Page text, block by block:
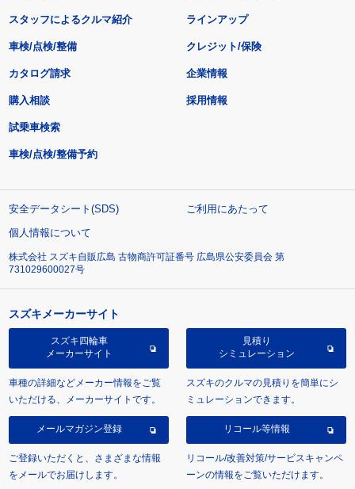
スタッフによるクルマ紹介 ラインアップ
車検/点検/整備 クレジット/保険
カタログ請求
購入相談
試乗車検索
車検/点検/整備予約
企業情報
採用情報
安全データシート(SDS)
ご利用にあたって
個人情報について
株式会社 スズキ自販広島 古物商許可証番号 広島県公安委員会 第
731029600027号
スズキメーカーサイト
スズキ四輪車
メーカーサイト
車種の詳細などメーカー情報をご覧
いただける、メーカーサイトです。
見積り
シミュレーション
スズキのクルマの見積りを簡単にシ
ミュレーションできます。
メールマガジン登録
ご登録いただくと、さまざまな情報
をメールでお届けします。
リコール等情報
リコール/改善対策/サービスキャンペ
ーンの情報をご覧いただけます。